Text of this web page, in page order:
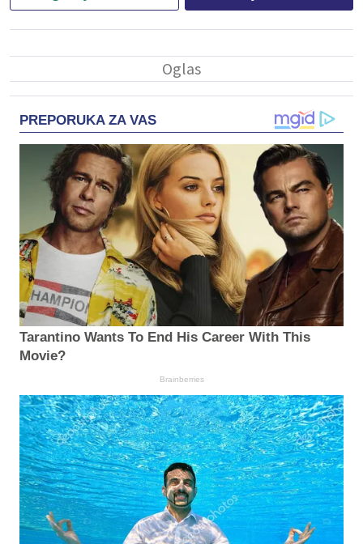
PREPORUKA ZA VAS
Tarantino Wants To End His Career With This
Movie?
Brainberries